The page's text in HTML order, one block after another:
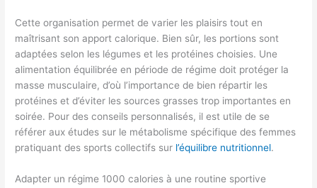
Cette organisation permet de varier les plaisirs tout en
maîtrisant son apport calorique. Bien sûr, les portions sont
adaptées selon les légumes et les protéines choisies. Une
alimentation équilibrée en période de régime doit protéger la
masse musculaire, d’où l’importance de bien répartir les
protéines et d’éviter les sources grasses trop importantes en
soirée. Pour des conseils personnalisés, il est utile de se
référer aux études sur le métabolisme spécifique des femmes
pratiquant des sports collectifs sur l’équilibre nutritionnel.
Adapter un régime 1000 calories à une routine sportive